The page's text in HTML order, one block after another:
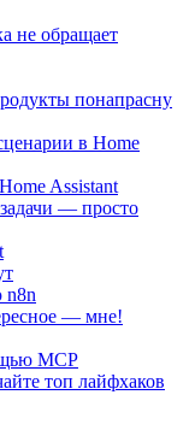
не обращает
понапрасну
в Home
Assistant
— просто
n8n
— мне!
MCP
топ лайфхаков